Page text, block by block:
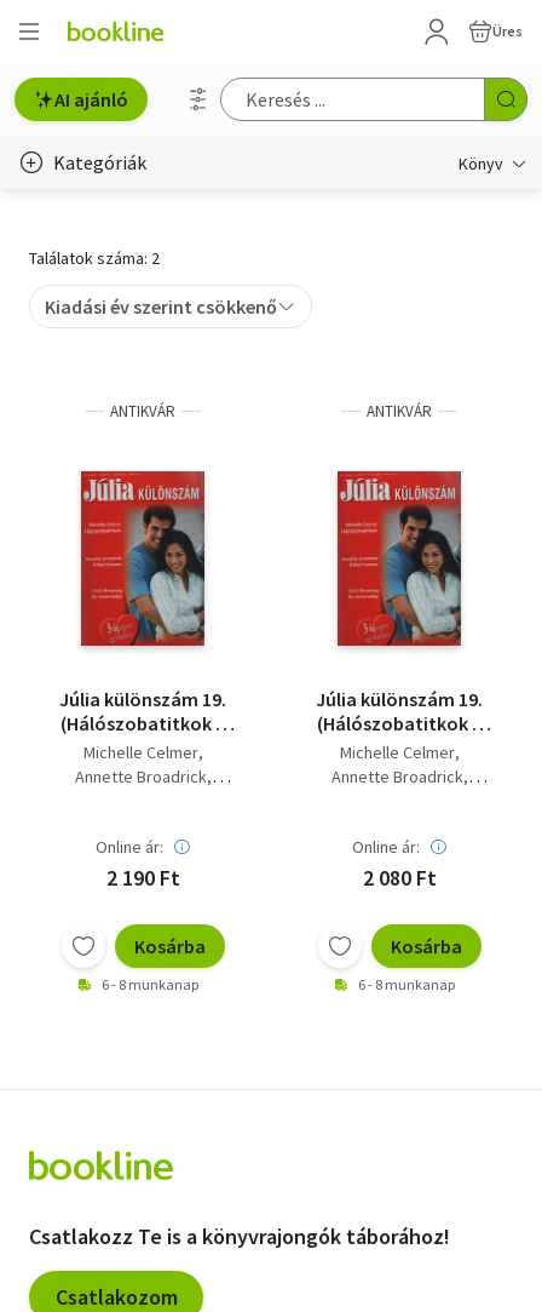
Üres
AI ajánló
Kategóriák Könyv
Gyermek- és ifjúsági
Művészet
Szakkönyv
Szótár, nyelvkönyv
Tankönyv, segédkönyv
Társadalomtudomány
Természettudomány
Találatok száma: 2
Kiadási év szerint csökkenő
ANTIKVÁR
Júlia különszám 19.
(Hálószobatitkok +
Kései tavasz + Az
ezermester)
Michelle Celmer
Annette Broadrick
Online ár:
2 190 Ft
Kosárba
6 - 8 munkanap
ANTIKVÁR
Júlia különszám 19.
(Hálószobatitkok +
Kései tavasz + Az
ezermester)
Michelle Celmer
Annette Broadrick
Online ár:
2 080 Ft
Kosárba
6 - 8 munkanap
Csatlakozz Te is a könyvrajongók táborához!
Csatlakozom